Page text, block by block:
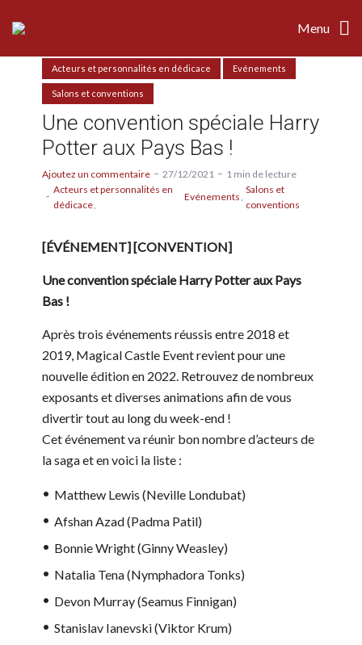
Menu
Acteurs et personnalités en dédicace Evénements
Salons et conventions
Une convention spéciale Harry
Potter aux Pays Bas !
Ajoutez un commentaire 27/12/2021
1 min de lecture
Acteurs et personnalités en
dédicace
Evénements
Salons et
conventions
[ÉVÉNEMENT] [CONVENTION]
Une convention spéciale Harry Potter aux Pays
Bas !
Après trois événements réussis entre 2018 et
2019, Magical Castle Event revient pour une
nouvelle édition en 2022. Retrouvez de nombreux
exposants et diverses animations afin de vous
divertir tout au long du week-end !
Cet événement va réunir bon nombre d’acteurs de
la saga et en voici la liste :
Matthew Lewis (Neville Londubat)
Afshan Azad (Padma Patil)
Bonnie Wright (Ginny Weasley)
Natalia Tena (Nymphadora Tonks)
Devon Murray (Seamus Finnigan)
Stanislav Ianevski (Viktor Krum)